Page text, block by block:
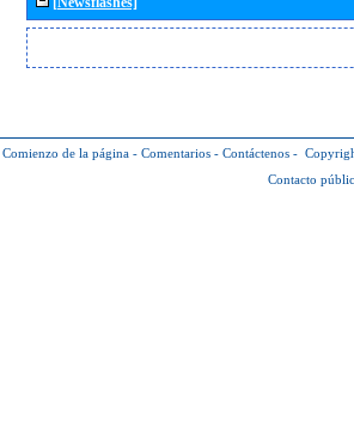
Comienzo de la página - Comentarios - Contáctenos -
Contacto